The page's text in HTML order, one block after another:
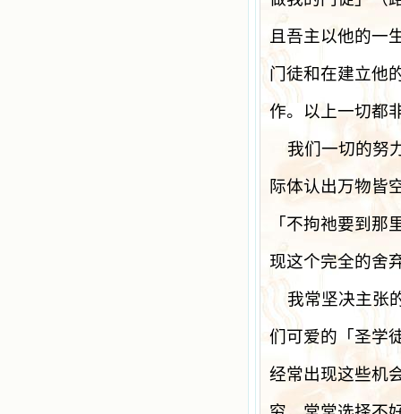
且吾主以他的一
门徒和在建立他
作。以上一切
我们一切的努
际体认出万物皆
「不拘祂要到那
现这个完全的舍
我常坚决主张
们可爱的「圣学
经常出现这些机